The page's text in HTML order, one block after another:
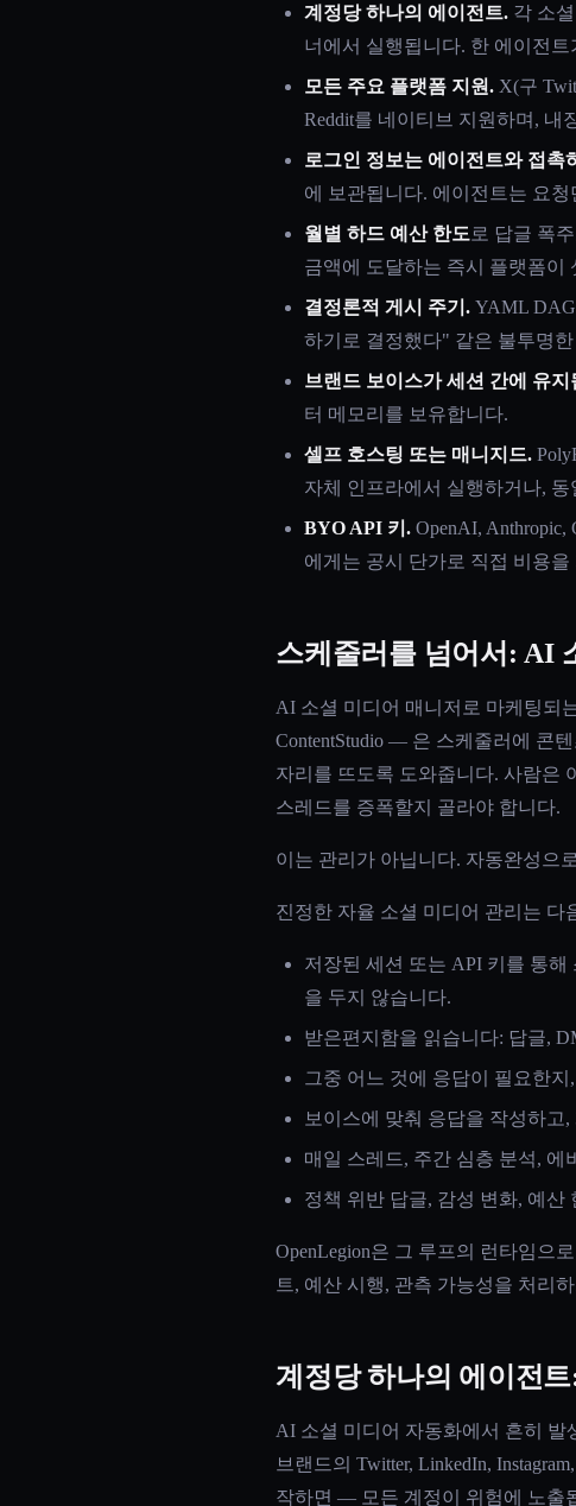
계정당 하나의 에이전트. 각 소
너에서 실행됩니다. 한 에이전
모든 주요 플랫폼 지원. X(구
Reddit를 네이티브 지원하며, 내
로그인 정보는 에이전트와 접촉
에 보관됩니다. 에이전트는 요
월별 하드 예산 한도 로 답글 폭
금액에 도달하는 즉시 플랫폼이
결정론적 게시 주기. YAML
하기로 결정했다" 같은 불투명
브랜드 보이스가 세션 간에 유지
터 메모리를 보유합니다.
셀프 호스팅 또는 매니지드.
자체 인프라에서 실행하거나,
BYO API 키. OpenAI,
에게는 공시 단가로 직접 비용
스케줄러를 넘어서: AI
AI 소셜 미디어 매니저로 마케팅되
ContentStudio — 은 스케줄러에 콘
자리를 뜨도록 도와줍니다. 사람은
스레드를 증폭할지 골라야 합니다.
이는 관리가 아닙니다. 자동완성으
진정한 자율 소셜 미디어 관리는 다
저장된 세션 또는 API 키를 통
을 두지 않습니다.
받은편지함을 읽습니다: 답글,
그중 어느 것에 응답이 필요한
보이스에 맞춰 응답을 작성하고
매일 스레드, 주간 심층 분석,
정책 위반 답글, 감성 변화, 예산
OpenLegion은 그 루프의 런타임으
트, 예산 시행, 관측 가능성을 처리
계정당 하나의 에이전
AI 소셜 미디어 자동화에서 흔히
브랜드의 Twitter, LinkedIn,
작하면 — 모든 계정이 위험에 노출